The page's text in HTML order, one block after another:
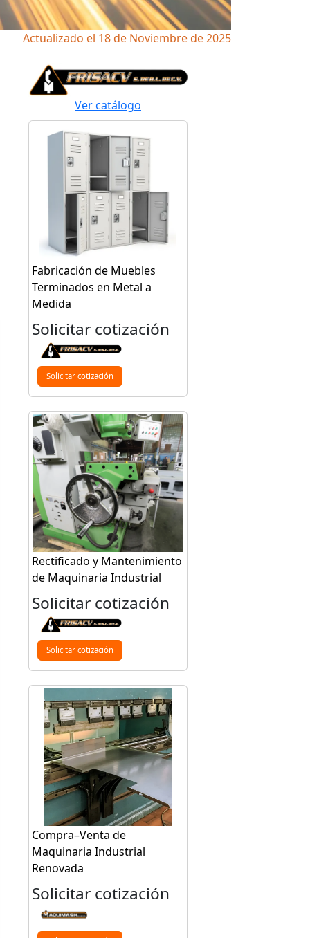
Actualizado el 18 de Noviembre de 2025
Ver catálogo
Fabricación de Muebles
Terminados en Metal a
Medida
Solicitar cotización
Solicitar cotización
Rectificado y Mantenimiento
de Maquinaria Industrial
Solicitar cotización
Solicitar cotización
Compra–Venta de
Maquinaria Industrial
Renovada
Solicitar cotización